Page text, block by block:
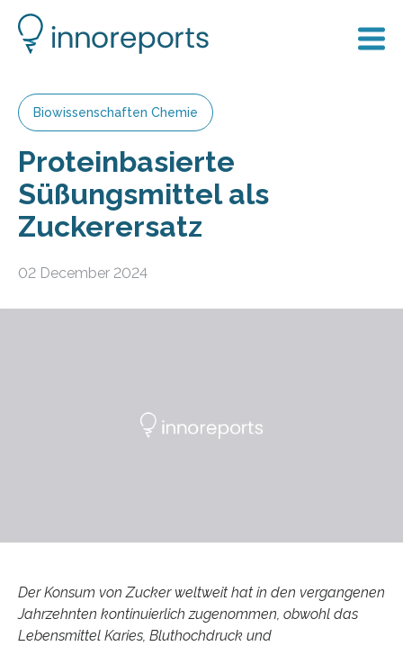
Biowissenschaften Chemie
Proteinbasierte
Süßungsmittel als
Zuckerersatz
02 December 2024
Der Konsum von Zucker weltweit hat in den vergangenen
Jahrzehnten kontinuierlich zugenommen, obwohl das
Lebensmittel Karies, Bluthochdruck und